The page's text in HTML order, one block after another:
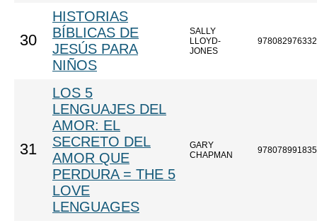
30
HISTORIAS
BÍBLICAS DE
JESÚS PARA
NIÑOS
SALLY
LLOYD-
JONES
31
LOS 5
LENGUAJES DEL
AMOR: EL
SECRETO DEL
AMOR QUE
PERDURA = THE 5
LOVE
LENGUAGES
GARY
CHAPMAN